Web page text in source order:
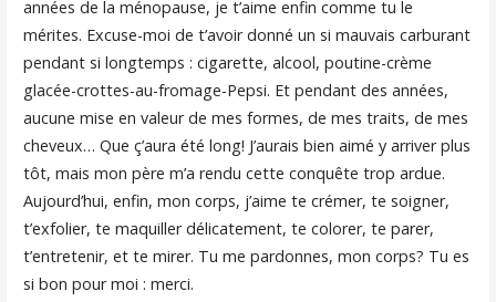
années de la ménopause, je t’aime enfin comme tu le
mérites. Excuse-moi de t’avoir donné un si mauvais carburant
pendant si longtemps : cigarette, alcool, poutine-crème
glacée-crottes-au-fromage-Pepsi. Et pendant des années,
aucune mise en valeur de mes formes, de mes traits, de mes
cheveux… Que ç’aura été long! J’aurais bien aimé y arriver plus
tôt, mais mon père m’a rendu cette conquête trop ardue.
Aujourd’hui, enfin, mon corps, j’aime te crémer, te soigner,
t’exfolier, te maquiller délicatement, te colorer, te parer,
t’entretenir, et te mirer. Tu me pardonnes, mon corps? Tu es
si bon pour moi : merci.